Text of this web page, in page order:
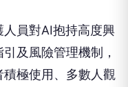
員對AI抱持高度興
及風險管理機制，
極使用、多數人觀